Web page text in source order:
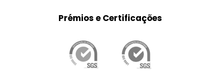
Prémios e Certificações